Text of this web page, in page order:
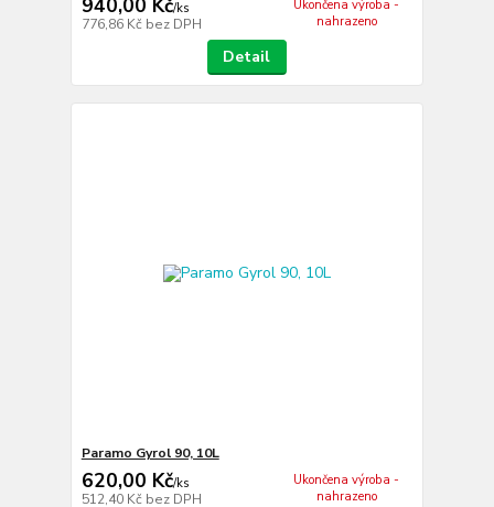
940,00 Kč/ks
776,86 Kč bez DPH
Ukončena výroba -
nahrazeno
Detail
Paramo Gyrol 90, 10L
620,00 Kč/ks
512,40 Kč bez DPH
Ukončena výroba -
nahrazeno